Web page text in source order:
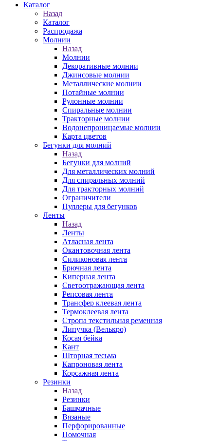
Каталог
Назад
Каталог
Распродажа
Молнии
Назад
Молнии
Декоративные молнии
Джинсовые молнии
Металлические молнии
Потайные молнии
Рулонные молнии
Спиральные молнии
Тракторные молнии
Водонепроницаемые молнии
Карта цветов
Бегунки для молний
Назад
Бегунки для молний
Для металлических молний
Для спиральных молний
Для тракторных молний
Ограничители
Пуллеры для бегунков
Ленты
Назад
Ленты
Атласная лента
Окантовочная лента
Силиконовая лента
Брючная лента
Киперная лента
Светоотражающая лента
Репсовая лента
Трансфер клеевая лента
Термоклеевая лента
Стропа текстильная ременная
Липучка (Велькро)
Косая бейка
Кант
Шторная тесьма
Капроновая лента
Корсажная лента
Резинки
Назад
Резинки
Башмачные
Вязаные
Перфорированные
Помочная